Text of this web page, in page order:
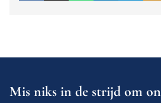
Mis niks in de strijd om